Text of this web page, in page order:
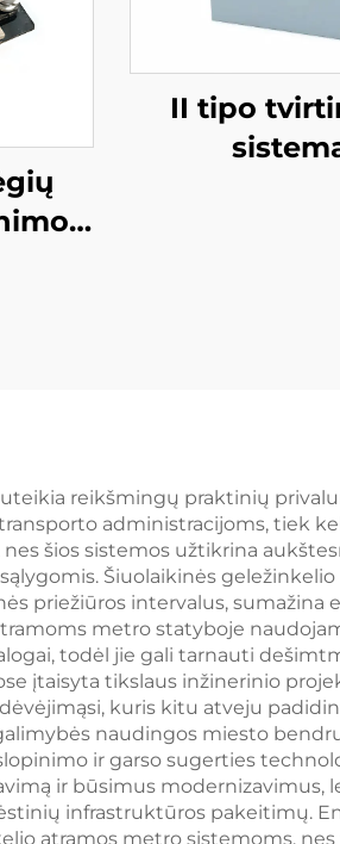
II tipo
reikšmingų praktinių
administracijoms, tiek
šios sistemos užtikrina
Šiuolaikinės
priežiūros intervalus, sumažina
metro statyboje
todėl jie gali tarnauti
įtaisyta tikslaus inžinerinio
kuris kitu atveju
naudingos miesto
ir garso sugerties
ir būsimus modernizavimus,
infrastruktūros pakeitimų.
atramos metro sistemoms,